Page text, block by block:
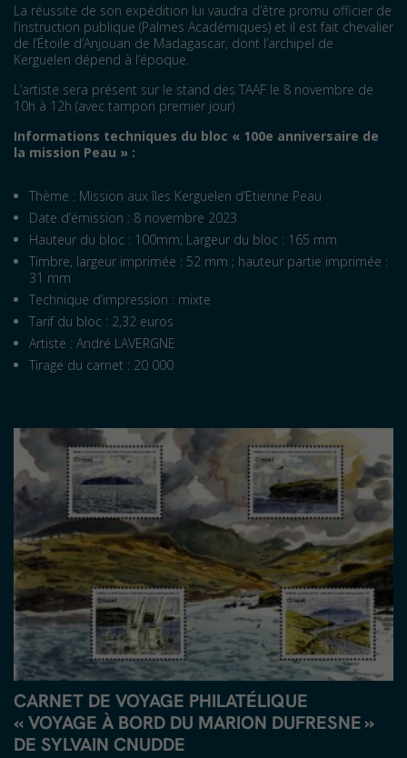
La réussite de son expédition lui vaudra d’être promu officier de
l’instruction publique (Palmes Académiques) et il est fait chevalier
de l’Étoile d’Anjouan de Madagascar, dont l’archipel de
Kerguelen dépend à l’époque.
L’artiste sera présent sur le stand des TAAF le 8 novembre de
10h à 12h (avec tampon premier jour)
Informations techniques du bloc « 100e anniversaire de
la mission Peau » :
Thème : Mission aux îles Kerguelen d’Etienne Peau
Date d’émission : 8 novembre 2023
Hauteur du bloc : 100mm; Largeur du bloc : 165 mm
Timbre, largeur imprimée : 52 mm ; hauteur partie imprimée :
31 mm
Technique d’impression : mixte
Tarif du bloc : 2,32 euros
Artiste : André LAVERGNE
Tirage du carnet : 20 000
CARNET DE VOYAGE PHILATÉLIQUE
« VOYAGE À BORD DU MARION DUFRESNE »
DE SYLVAIN CNUDDE